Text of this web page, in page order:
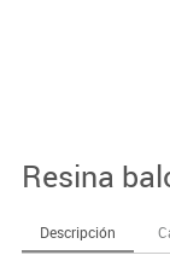
Resina
Descripción